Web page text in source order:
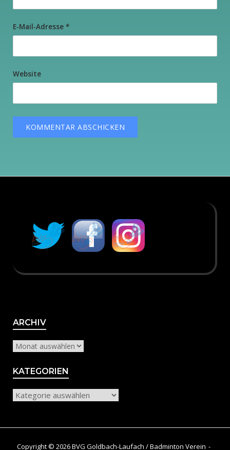
E-Mail-Adresse *
Website
ARCHIVArchiv
KATEGORIEN
Kategorien
Copyright © 2026 BVG Goldbach-Laufach / Badminton Verein